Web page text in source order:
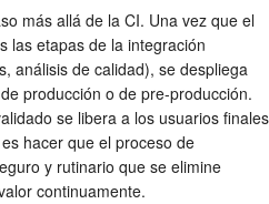
más allá de la CI. Una vez que el
las etapas de la integración
análisis de calidad), se despliega
producción o de pre-producción.
se libera a los usuarios finales
hacer que el proceso de
y rutinario que se elimine
continuamente.